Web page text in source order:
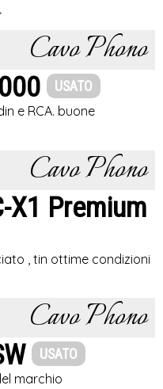
Cavo Phono
USATO
e RCA. buone
Cavo Phono
X1 Premium
, tin ottime condizioni
Cavo Phono
USATO
marchio